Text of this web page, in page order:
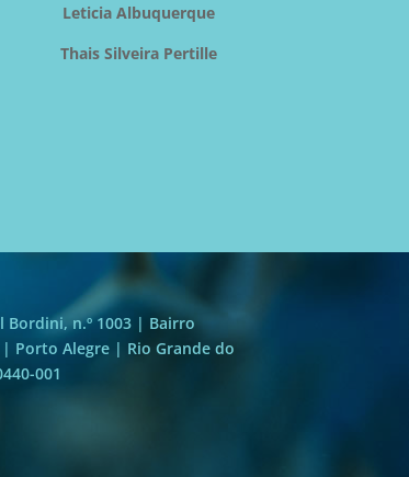
Leticia Albuquerque
Thais Silveira Pertille
Bordini, n.º 1003 | Bairro
Porto Alegre | Rio Grande do
001